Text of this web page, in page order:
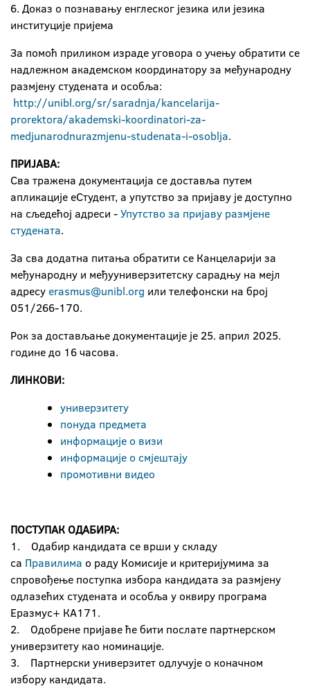
6. Доказ о познавању енглеског језика или језика
институције пријема
За помоћ приликом израде уговора о учењу обратити се
надлежном академском координатору за међународну
размјену студената и особља:
http://unibl.org/sr/saradnja/kancelarija-
prorektora/akademski-koordinatori-za-
medjunarodnurazmjenu-studenata-i-osoblja.
ПРИЈАВА:
Сва тражена документација се доставља путем
апликације еСтудент, а упутство за пријаву је доступно
на сљедећој адреси -Упутство за пријаву размјене
студената.
За сва додатна питања обратити се Канцеларији за
међународну и међууниверзитетску сарадњу на мејл
адресу erasmus@unibl.org или телефонски на број
051/266-170.
Рок за достављање документације је 25. април 2025.
године до 16 часова.
ЛИНКОВИ:
универзитетy
понуда предмета
информације о визи
информације о смјештају
промотивни видео
ПОСТУПАК ОДАБИРА:
1. Одабир кандидата се врши у складу
са Правилима о раду Комисије и критеријумима за
спровођење поступка избора кандидата за размјену
одлазећих студената и особља у оквиру програма
Еразмус+ КА171.
2. Одобрене пријаве ће бити послате партнерском
универзитету као номинације.
3. Партнерски универзитет одлучује о коначном
избору кандидата.